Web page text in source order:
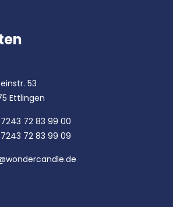
53
Ettlingen
72 83 99 00
72 83 99 09